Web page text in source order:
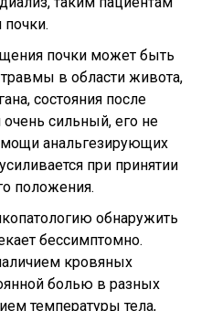
почки.
почки может быть
в области живота,
состояния после
сильный, его не
анальгезирующих
при принятии
положения.
обнаружить
бессимптомно.
кровяных
болью в разных
температуры тела,